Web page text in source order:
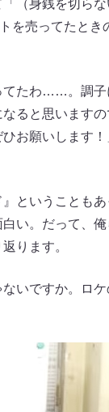
（身銭を切ら
を売ってたとき
てたわ……。調
ると思います
お願いします
ということも
い。だって、俺
ります。
いですか。ロケ